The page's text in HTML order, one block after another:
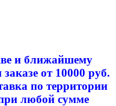
и ближайшему
от 10000 руб.
по территории
любой сумме